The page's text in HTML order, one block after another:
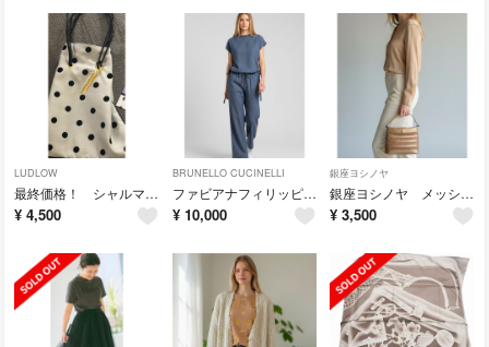
LUDLOW
最終価格！ シャルマントサック 水玉模様 巾着バッグ
¥ 4,500
BRUNELLO CUCINELLI
ファビアナフィリッピ デニム調 リネン パンツ ドロスト
¥ 10,000
銀座ヨシノヤ
銀座ヨシノヤ メッシュ 牛革 ハンドバッグ
¥ 3,500